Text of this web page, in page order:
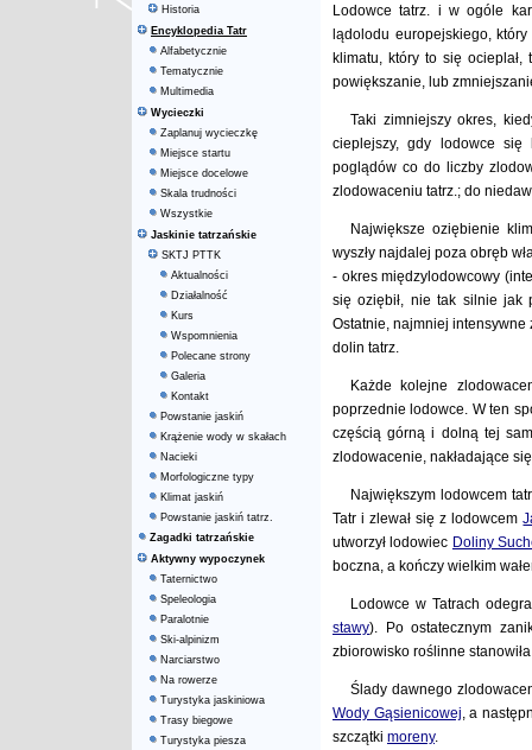
Historia
Encyklopedia Tatr
Alfabetycznie
Tematycznie
Multimedia
Wycieczki
Zaplanuj wycieczkę
Miejsce startu
Miejsce docelowe
Skala trudności
Wszystkie
Jaskinie tatrzańskie
SKTJ PTTK
Aktualności
Działalność
Kurs
Wspomnienia
Polecane strony
Galeria
Kontakt
Powstanie jaskiń
Krążenie wody w skałach
Nacieki
Morfologiczne typy
Klimat jaskiń
Powstanie jaskiń tatrz.
Zagadki tatrzańskie
Aktywny wypoczynek
Taternictwo
Speleologia
Paralotnie
Ski-alpinizm
Narciarstwo
Na rowerze
Turystyka jaskiniowa
Trasy biegowe
Turystyka piesza
Lodowce tatrz. i w ogóle
lądolodu europejskiego,
klimatu, który to się
powiększanie, lub
Taki zimniejszy okres,
cieplejszy, gdy lodowce się
poglądów co do liczby
zlodowaceniu tatrz.; do
Największe oziębienie
wyszły najdalej poza obręb
- okres międzylodowcowy
się oziębił, nie tak silnie jak
Ostatnie, najmniej intensywne
dolin tatrz.
Każde kolejne
poprzednie lodowce. W ten
częścią górną i dolną tej
zlodowacenie, nakładające
Największym lodowcem
Tatr i zlewał się z lodowcem
utworzył lodowiec Doliny
boczna, a kończy wielkim
Lodowce w Tatrach
stawy). Po ostatecznym
zbiorowisko roślinne
Ślady dawnego
Wody Gąsienicowej, a
szczątki moreny.